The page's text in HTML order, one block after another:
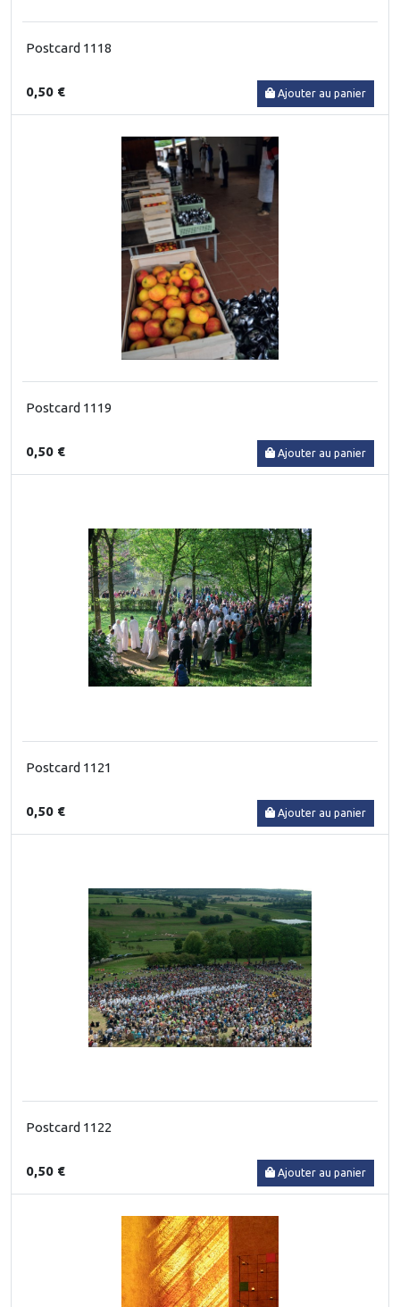
Postcard 1118
0,50 € Ajouter au panier
Postcard 1119
0,50 € Ajouter au panier
Postcard 1121
0,50 € Ajouter au panier
Postcard 1122
0,50 € Ajouter au panier